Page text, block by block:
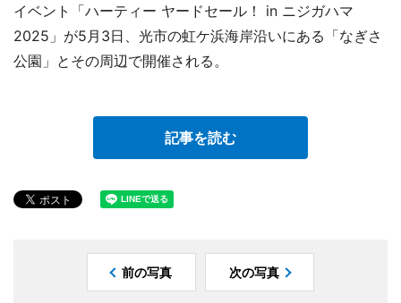
イベント「ハーティー ヤードセール！ in ニジガハマ
2025」が5月3日、光市の虹ケ浜海岸沿いにある「なぎさ
公園」とその周辺で開催される。
記事を読む
前の写真 次の写真